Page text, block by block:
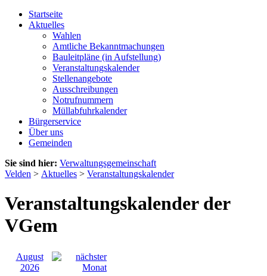
Startseite
Aktuelles
Wahlen
Amtliche Bekanntmachungen
Bauleitpläne (in Aufstellung)
Veranstaltungskalender
Stellenangebote
Ausschreibungen
Notrufnummern
Müllabfuhrkalender
Bürgerservice
Über uns
Gemeinden
Sie sind hier: Verwaltungsgemeinschaft
Velden > Aktuelles > Veranstaltungskalender
Veranstaltungskalender der
VGem
August
2026